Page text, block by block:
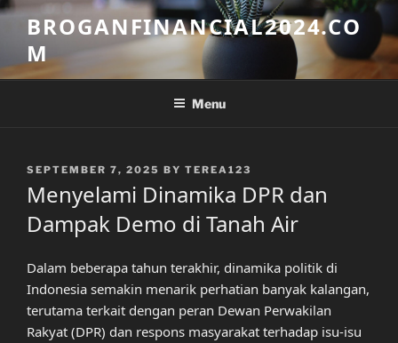
Skip
content
BROGANFINANCIAL2024.CO
M
Menu
POSTED
SEPTEMBER 7, 2025 BY TEREA123
Menyelami Dinamika DPR dan
Dampak Demo di Tanah Air
Dalam beberapa tahun terakhir, dinamika politik di
Indonesia semakin menarik perhatian banyak kalangan,
terutama terkait dengan peran Dewan Perwakilan
Rakyat (DPR) dan respons masyarakat terhadap isu-isu